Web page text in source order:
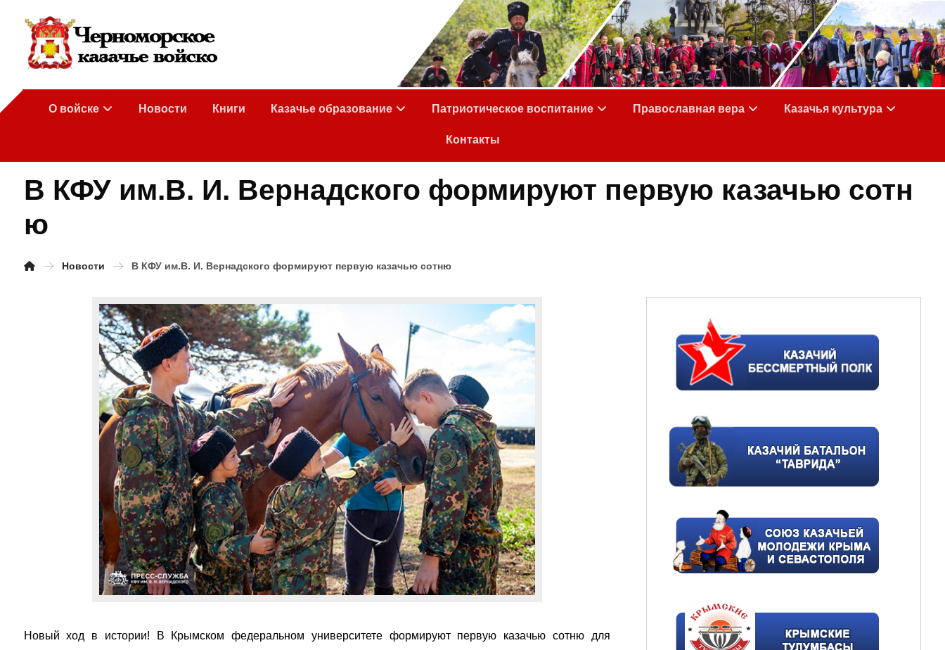
О войске Новости Книги Казачье образование Патриотическое воспитание Православная вера Казачья культура
Контакты
В КФУ им.В. И. Вернадского формируют первую казачью сотн
ю
Новости В КФУ им.В. И. Вернадского формируют первую казачью сотню
Новый ход в истории! В Крымском федеральном университете формируют первую казачью сотню для